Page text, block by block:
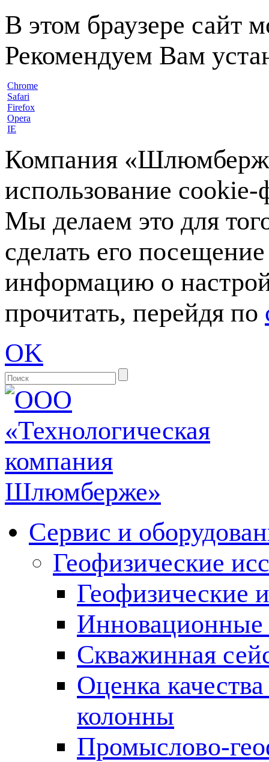
В этом браузере сайт
Рекомендуем Вам
Chrome
Safari
Firefox
Opera
IE
Компания
использование
Мы делаем это для
сделать его
информацию о
прочитать, перейдя по
OK
Сервис и
Геофизические
Геофизические
Инновационные
Скважинная
Оценка
колонны
Промыслово-